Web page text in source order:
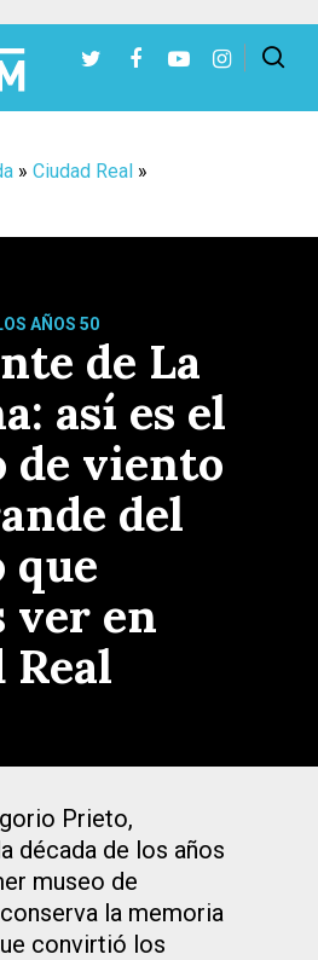
» Ciudad Real »
AÑOS 50
de La
así es el
de viento
del
que
ver en
Real
Prieto,
década de los años
museo de
la memoria
convirtió los